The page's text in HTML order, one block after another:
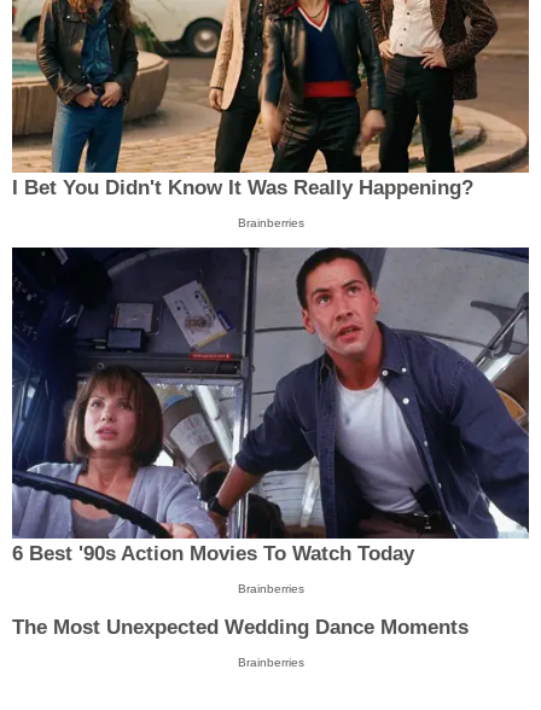
I Bet You Didn't Know It Was Really Happening?
Brainberries
6 Best '90s Action Movies To Watch Today
Brainberries
The Most Unexpected Wedding Dance Moments
Brainberries